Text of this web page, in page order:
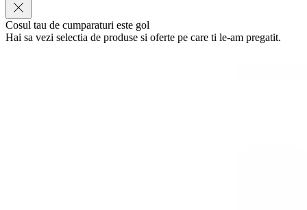
Cosul tau de cumparaturi este gol
Hai sa vezi selectia de produse si oferte pe care ti le-am pregatit.